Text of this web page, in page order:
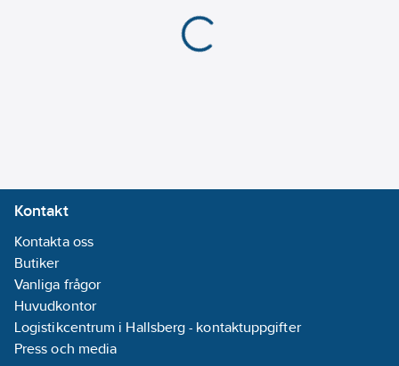
Kontakt
Kontakta oss
Butiker
Vanliga frågor
Huvudkontor
Logistikcentrum i Hallsberg - kontaktuppgifter
Press och media